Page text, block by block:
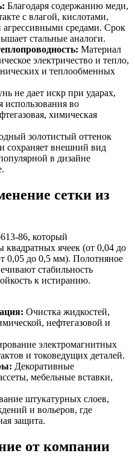
Благодаря содержанию меди,
с влагой, кислотами,
средами. Срок
стальные аналоги.
Материал
электричество и тепло,
и теплообменных
не дает искр при ударах,
использования во
химическая
золотистый оттенок
сохраняет внешний вид
в дизайне
сетки из
86, который
квадратных ячеек (от 0,04 до
0,05 до 0,5 мм). Полотняное
стабильность
к истиранию.
Очистка жидкостей,
нефтегазовой и
электромагнитных
и токоведущих деталей.
Декоративные
мебельные вставки,
штукатурных слоев,
и вольеров, где
защита.
от компании